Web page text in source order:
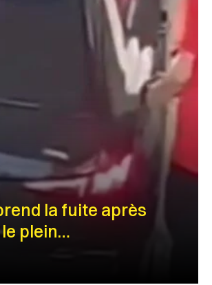
la fuite après
plein…